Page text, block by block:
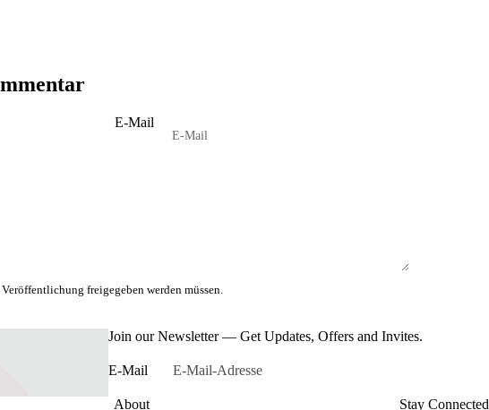
E-Mail
freigegeben werden müssen.
Join our Newsletter — Get Updates, Offers and Invites.
E-Mail
About Stay Connected